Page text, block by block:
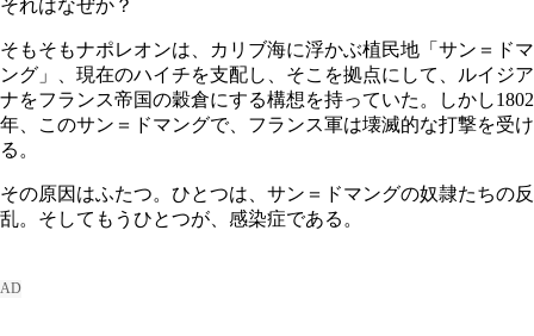
それはなぜか？
そもそもナポレオンは、カリブ海に浮かぶ植民地「サン＝ドマ
ング」、現在のハイチを支配し、そこを拠点にして、ルイジア
ナをフランス帝国の穀倉にする構想を持っていた。しかし1802
年、このサン＝ドマングで、フランス軍は壊滅的な打撃を受け
る。
その原因はふたつ。ひとつは、サン＝ドマングの奴隷たちの反
乱。そしてもうひとつが、感染症である。